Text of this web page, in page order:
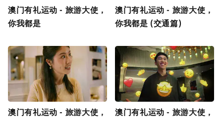
澳门有礼运动 - 旅游大使，
你我都是
澳门有礼运动 - 旅游大使，
你我都是 (交通篇)
澳门有礼运动 - 旅游大使，
澳门有礼运动 - 旅游大使，